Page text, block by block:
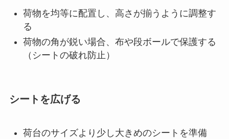
荷物を均等に配置し、高さが揃うように調整す
る
荷物の角が鋭い場合、布や段ボールで保護する
（シートの破れ防止）
シートを広げる
荷台のサイズより少し大きめのシートを準備